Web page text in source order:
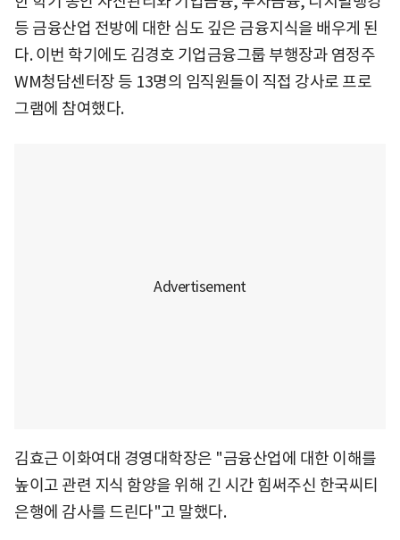
등 금융산업 전방에 대한 심도 깊은 금융지식을 배우게 된
다. 이번 학기에도 김경호 기업금융그룹 부행장과 염정주
WM청담센터장 등 13명의 임직원들이 직접 강사로 프로
그램에 참여했다.
김효근 이화여대 경영대학장은 "금융산업에 대한 이해를
높이고 관련 지식 함양을 위해 긴 시간 힘써주신 한국씨티
은행에 감사를 드린다"고 말했다.